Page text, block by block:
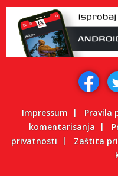
Impressum Pravila
komentarisanja
privatnosti
Zaštita